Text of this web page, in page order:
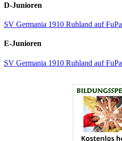
D-Junioren
SV Germania 1910 Ruhland auf FuPa
E-Junioren
SV Germania 1910 Ruhland auf FuPa